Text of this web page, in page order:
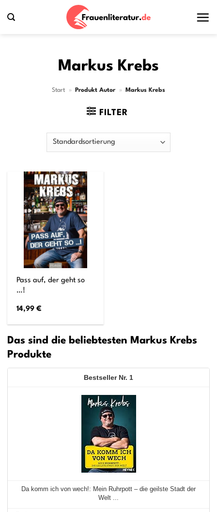
Inhalt
Markus Krebs
Start » Produkt Autor » Markus Krebs
FILTER
Pass auf, der geht so
…!
14,99€
Das sind die beliebtesten Markus Krebs
Produkte
1
Da komm ich von wech!: Mein Ruhrpott – die geilste Stadt der
Welt ...